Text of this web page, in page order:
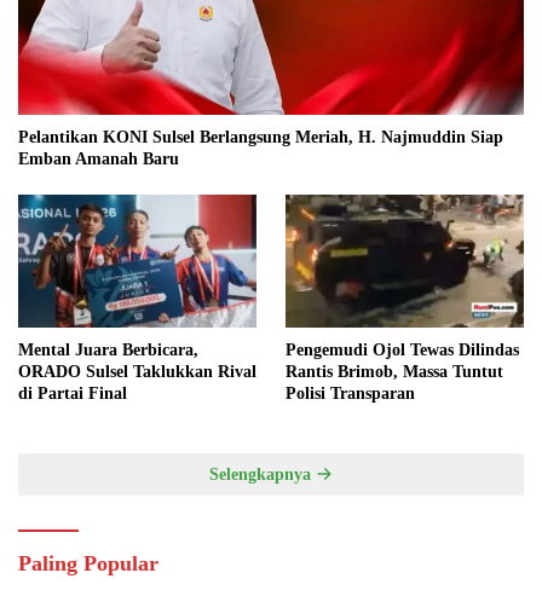
Pelantikan KONI Sulsel Berlangsung Meriah, H. Najmuddin Siap
Emban Amanah Baru
Mental Juara Berbicara,
ORADO Sulsel Taklukkan Rival
di Partai Final
Pengemudi Ojol Tewas Dilindas
Rantis Brimob, Massa Tuntut
Polisi Transparan
Selengkapnya
Paling Popular